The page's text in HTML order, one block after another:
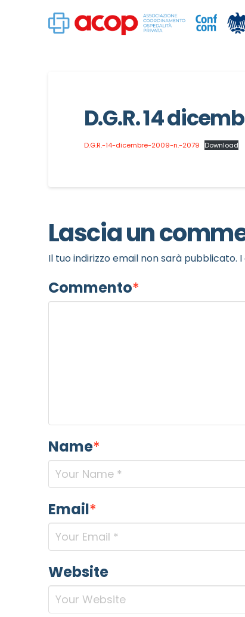
D.G.R. 14
D.G.R.-14-dicembre-2009-n.-2079 Download
Lascia un
Il tuo indirizzo email non sarà pubblicato.
Commento*
Name*
Email*
Website